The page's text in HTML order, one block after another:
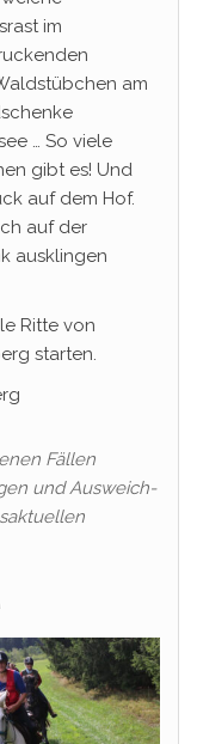
im
am
… So viele
gibt es! Und
auf dem Hof.
auf der
ausklingen
Ritte von
starten.
Fällen
und Ausweich-